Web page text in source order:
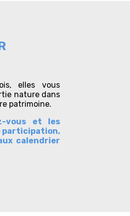
elles vous
nature dans
patrimoine.
vous et les
participation,
calendrier